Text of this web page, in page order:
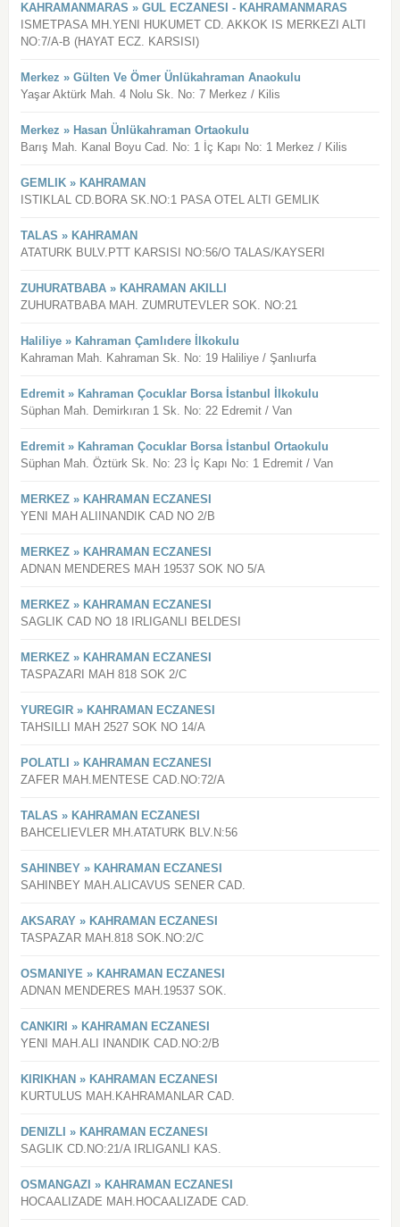
KAHRAMANMARAS » GUL ECZANESI - KAHRAMANMARAS
ISMETPASA MH.YENI HUKUMET CD. AKKOK IS MERKEZI ALTI
NO:7/A-B (HAYAT ECZ. KARSISI)
Merkez » Gülten Ve Ömer Ünlükahraman Anaokulu
Yaşar Aktürk Mah. 4 Nolu Sk. No: 7 Merkez / Kilis
Merkez » Hasan Ünlükahraman Ortaokulu
Barış Mah. Kanal Boyu Cad. No: 1 İç Kapı No: 1 Merkez / Kilis
GEMLIK » KAHRAMAN
ISTIKLAL CD.BORA SK.NO:1 PASA OTEL ALTI GEMLIK
TALAS » KAHRAMAN
ATATURK BULV.PTT KARSISI NO:56/O TALAS/KAYSERI
ZUHURATBABA » KAHRAMAN AKILLI
ZUHURATBABA MAH. ZUMRUTEVLER SOK. NO:21
Haliliye » Kahraman Çamlıdere İlkokulu
Kahraman Mah. Kahraman Sk. No: 19 Haliliye / Şanlıurfa
Edremit » Kahraman Çocuklar Borsa İstanbul İlkokulu
Süphan Mah. Demirkıran 1 Sk. No: 22 Edremit / Van
Edremit » Kahraman Çocuklar Borsa İstanbul Ortaokulu
Süphan Mah. Öztürk Sk. No: 23 İç Kapı No: 1 Edremit / Van
MERKEZ » KAHRAMAN ECZANESI
YENI MAH ALIINANDIK CAD NO 2/B
MERKEZ » KAHRAMAN ECZANESI
ADNAN MENDERES MAH 19537 SOK NO 5/A
MERKEZ » KAHRAMAN ECZANESI
SAGLIK CAD NO 18 IRLIGANLI BELDESI
MERKEZ » KAHRAMAN ECZANESI
TASPAZARI MAH 818 SOK 2/C
YUREGIR » KAHRAMAN ECZANESI
TAHSILLI MAH 2527 SOK NO 14/A
POLATLI » KAHRAMAN ECZANESI
ZAFER MAH.MENTESE CAD.NO:72/A
TALAS » KAHRAMAN ECZANESI
BAHCELIEVLER MH.ATATURK BLV.N:56
SAHINBEY » KAHRAMAN ECZANESI
SAHINBEY MAH.ALICAVUS SENER CAD.
AKSARAY » KAHRAMAN ECZANESI
TASPAZAR MAH.818 SOK.NO:2/C
OSMANIYE » KAHRAMAN ECZANESI
ADNAN MENDERES MAH.19537 SOK.
CANKIRI » KAHRAMAN ECZANESI
YENI MAH.ALI INANDIK CAD.NO:2/B
KIRIKHAN » KAHRAMAN ECZANESI
KURTULUS MAH.KAHRAMANLAR CAD.
DENIZLI » KAHRAMAN ECZANESI
SAGLIK CD.NO:21/A IRLIGANLI KAS.
OSMANGAZI » KAHRAMAN ECZANESI
HOCAALIZADE MAH.HOCAALIZADE CAD.